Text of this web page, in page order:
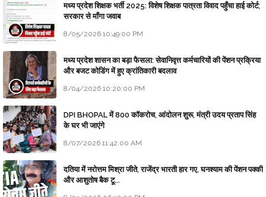
मध्य प्रदेश शिक्षक भर्ती 2025: विशेष शिक्षक पात्रता विवाद पहुँचा हाई कोर्ट;
सरकार से माँगा जवाब
8/05/2026 10:49:00 PM
मध्य प्रदेश शासन का बड़ा फैसला: सेवानिवृत्त कर्मचारियों की पेंशन प्रक्रिया
और बजट कोडिंग में हुए क्रांतिकारी बदलाव
8/04/2026 10:20:00 PM
DPI BHOPAL में 800 कॉकरोच, आंदोलन शुरू, मंत्री उदय प्रताप सिंह
के घर भी जाएंगे
8/07/2026 11:42:00 AM
दतिया में नरोत्तम मिश्रा जीते, राजेंद्र भारती हार गए, घनश्याम की पेंशन पक्की
और आशुतोष बैक टू...